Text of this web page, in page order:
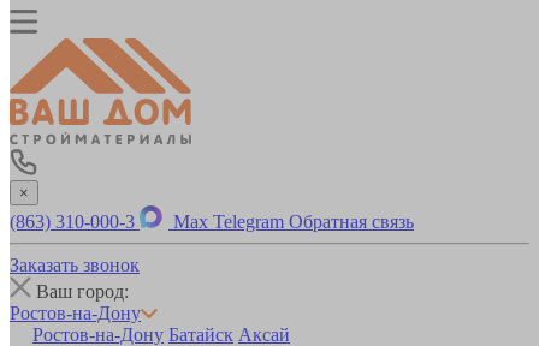
×
(863) 310-000-3 Max Telegram Обратная связь
Заказать звонок
Ваш город:
Ростов-на-Дону
Ростов-на-Дону Батайск Аксай